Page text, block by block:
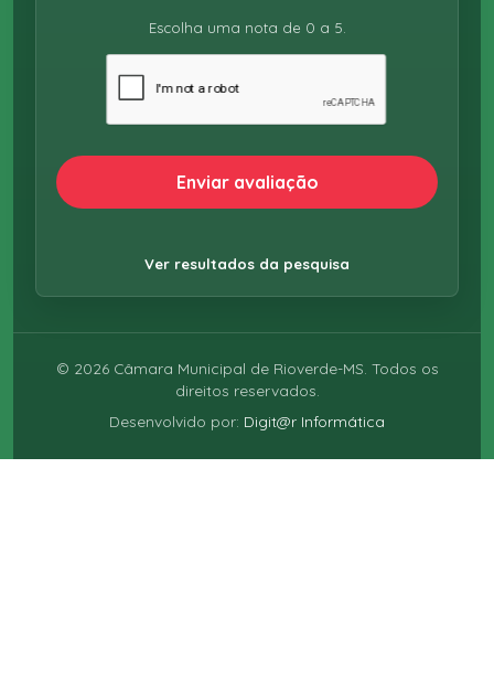
Escolha uma nota de 0 a 5.
Enviar avaliação
Ver resultados da pesquisa
© 2026Câmara Municipal de Rioverde-MS. Todos os
direitos reservados.
Desenvolvido por: Digit@r Informática